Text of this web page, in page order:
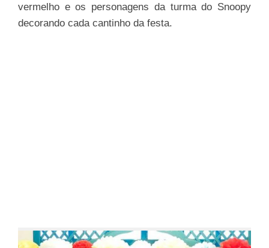
vermelho e os personagens da turma do Snoopy
decorando cada cantinho da festa.